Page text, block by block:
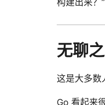
无聊
这是大多数
Go 看起来